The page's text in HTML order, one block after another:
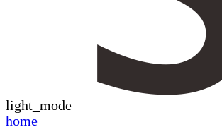
light_mode
home